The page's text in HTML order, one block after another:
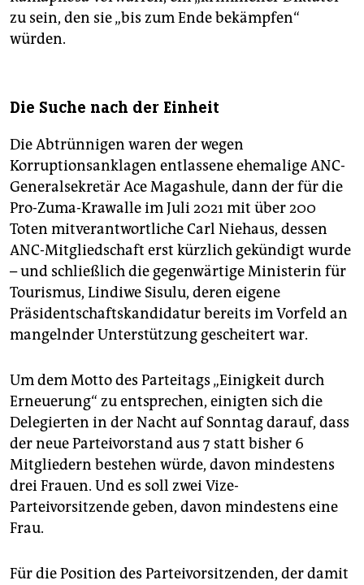
zu sein, den sie „bis zum Ende bekämpfen“
würden.
Die Suche nach der Einheit
Die Abtrünnigen waren der wegen
Korruptionsanklagen entlassene ehemalige ANC-
Generalsekretär Ace Magashule, dann der für die
Pro-Zuma-Krawalle im Juli 2021 mit über 200
Toten mitverantwortliche Carl Niehaus, dessen
ANC-Mitgliedschaft erst kürzlich gekündigt wurde
– und schließlich die gegenwärtige Ministerin für
Tourismus, Lindiwe Sisulu, deren eigene
Präsidentschaftskandidatur bereits im Vorfeld an
mangelnder Unterstützung gescheitert war.
Um dem Motto des Parteitags „Einigkeit durch
Erneuerung“ zu entsprechen, einigten sich die
Delegierten in der Nacht auf Sonntag darauf, dass
der neue Parteivorstand aus 7 statt bisher 6
Mitgliedern bestehen würde, davon mindestens
drei Frauen. Und es soll zwei Vize-
Parteivorsitzende geben, davon mindestens eine
Frau.
Für die Position des Parteivorsitzenden, der damit